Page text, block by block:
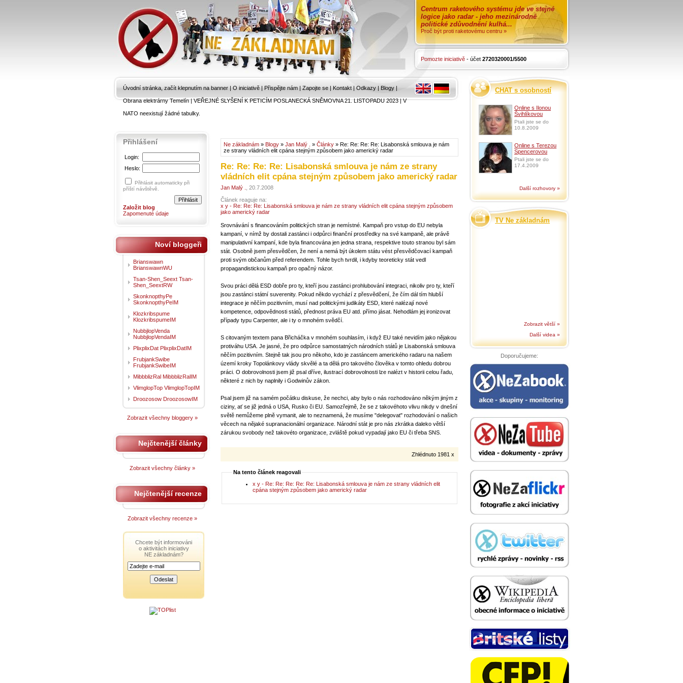
Centrum raketového systému jde ve stejné
logice jako radar - jeho mezinárodně
politické zdůvodnění kulhá...
Proč být proti raketovému centru »
Pomozte iniciativě - účet 2720320001/5500
Úvodní stránka, začít klepnutím na banner | O iniciativě | Přispějte nám | Zapojte se | Kontakt | Odkazy | Blogy |
Obrana elektrárny Temelín|VEŘEJNÉ SLYŠENÍ K PETICÍM POSLANECKÁ SNĚMOVNA 21. LISTOPADU 2023|V
NATO neexistují žádné tabulky.
Ne základnám » Blogy » Jan Malý . » Články » Re: Re: Re: Re: Lisabonská smlouva je nám
ze strany vládních elit cpána stejným způsobem jako americký radar
Re: Re: Re: Re: Lisabonská smlouva je nám ze strany
vládních elit cpána stejným způsobem jako americký radar
Jan Malý .
, 20.7.2008
Článek reaguje na:
x y - Re: Re: Re: Lisabonská smlouva je nám ze strany vládních elit cpána stejným způsobem
jako americký radar
Srovnávání s financováním politických stran je nemístné. Kampaň pro vstup do EU nebyla
kampaní, v nímž by dostali zastánci i odpůrci finanční prostředky na své kampaně, ale právě
manipulativní kampaní, kde byla financována jen jedna strana, respektive touto stranou byl sám
stát. Osobně jsem přesvědčen, že není a nemá být úkolem státu vést přesvědčovací kampaň
proti svým občanům před referendem. Tohle bych tvrdil, i kdyby teoreticky stát vedl
propagandistickou kampaň pro opačný názor.
Svou práci dělá ESD dobře pro ty, kteří jsou zastánci prohlubování integraci, nikoliv pro ty, kteří
jsou zastánci státní suverenity. Pokud někdo vychází z přesvědčení, že čím dál tím hlubší
integrace je něčím pozitivním, musí nad politickými judikáty ESD, které nalézají nové
kompetence, odpovědnosti států, přednost práva EU atd. přímo jásat. Nehodlám jej ironizovat
případy typu Carpenter, ale i ty o mnohém svědčí.
S citovaným textem pana Břicháčka v mnohém souhlasím, i když EU také nevidím jako nějakou
protiváhu USA. Je jasné, že pro odpůrce samostatných národních států je Lisabonská smlouva
něčím pozitivním. Stejně tak jsou pro někoho, kdo je zastáncem amerického radaru na našem
území kroky Topolánkovy vlády skvělé a ta dělá pro takového člověka v tomto ohledu dobrou
práci. O dobrovolnosti jsem již psal dříve, ilustrací dobrovolnosti lze nalézt v historii celou řadu,
některé z nich by naplnily i Godwinův zákon.
Psal jsem již na samém počátku diskuse, že nechci, aby bylo o nás rozhodováno někým jiným z
ciziny, ať se již jedná o USA, Rusko či EU. Samozřejmě, že se z takovéhoto vlivu nikdy v dnešní
světě nemůžeme plně vymanit, ale to neznamená, že musíme "delegovat" rozhodování o našich
věcech na nějaké supranacionální organizace. Národní stát je pro nás zkrátka daleko větší
zárukou svobody než takovéto organizace, zvláště pokud vypadají jako EU či třeba SNS.
Zhlédnuto 1981 x
Na tento článek reagovali
x y - Re: Re: Re: Re: Re: Lisabonská smlouva je nám ze strany vládních elit
cpána stejným způsobem jako americký radar
Přihlášení
Login:
Heslo:
Přihlásit automaticky při
příští návštěvě.
Založit blog
Zapomenuté údaje
Noví bloggeři
Brianswawn
BrianswawnWU
Tsan-Shen_Seext Tsan-
Shen_SeextRW
SkonknopthyPe
SkonknopthyPeIM
Klozkribspume
KlozkribspumeIM
NubbjlopVenda
NubbjlopVendaIM
PlixplixDat PlixplixDatIM
FrubjankSwibe
FrubjankSwibeIM
MibbblizRal MibbblizRalIM
VlimglopTop VlimglopTopIM
Droozosow DroozosowIM
Zobrazit všechny bloggery »
Nejčtenější články
Zobrazit všechny články »
Nejčtenější recenze
Zobrazit všechny recenze »
Chcete být informováni
o aktivitách iniciativy
NE základnám?
CHAT s osobností
Online s Ilonou
Švihlíkovou
Ptali jste se do
10.8.2009
Online s Terezou
Spencerovou
Ptali jste se do
17.4.2009
Další rozhovory »
TV Ne základnám
Zobrazit větší »
Další videa »
Doporučujeme: